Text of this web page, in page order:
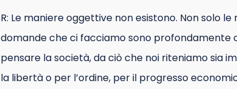
R: Le maniere oggettive non esistono. Non solo
domande che ci facciamo sono profondamente
pensare la società, da ciò che noi riteniamo sia
la libertà o per l’ordine, per il progresso